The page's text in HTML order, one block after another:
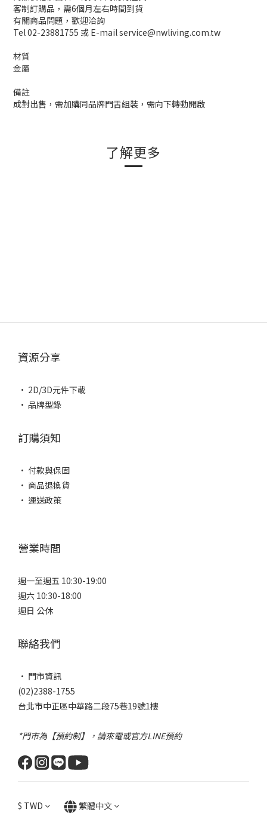
客制訂購品，需6個月左右時間到貨
有關商品問題，歡迎洽詢
Tel 02-23881755 或 E-mail service@nwliving.com.tw
材質
金屬
備註
成對出售，需加購同品牌門舌組裝，需向下轉動開啟
了解更多
資源分享
• 2D/3D元件下載
• 品牌型錄
訂購須知
• 付款與保固
• 商品退換貨
• 運送政策
營業時間
週一至週五 10:30-19:00
週六 10:30-18:00
週日 公休
聯絡我們
• 門市資訊
(02)2388-1755
台北市中正區中華路二段75巷19號1樓
*門市為【預約制】，請來電或官方LINE預約
$ TWD 繁體中文